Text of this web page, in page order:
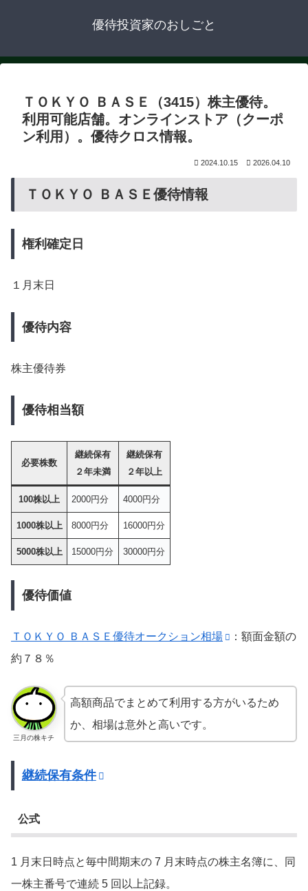
優待投資家のおしごと
ＴＯＫＹＯ ＢＡＳＥ（3415）株主優待。
利用可能店舗。オンラインストア（クーポ
ン利用）。優待クロス情報。
2024.10.15 2026.04.10
ＴＯＫＹＯ ＢＡＳＥ優待情報
権利確定日
１月末日
優待内容
株主優待券
優待相当額
必要株数
継続保有
２年未満
継続保有
２年以上
100株以上 2000円分 4000円分
1000株以上 8000円分 16000円分
5000株以上 15000円分 30000円分
優待価値
ＴＯＫＹＯ ＢＡＳＥ優待オークション相場
：額面金額の
約７８％
三月の株キチ
高額商品でまとめて利用する方がいるため
か、相場は意外と高いです。
継続保有条件
公式
1 月末日時点と毎中間期末の 7 月末時点の株主名簿に、同
一株主番号で連続 5 回以上記録。